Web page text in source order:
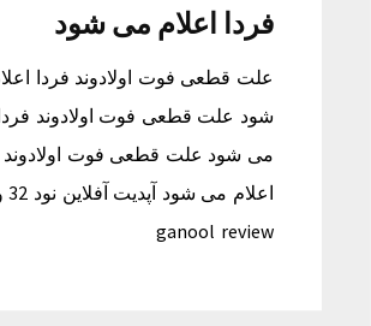
فردا اعلام می شود
علت قطعی فوت اولادوند فردا
شود علت قطعی فوت اولادوند
می شود علت قطعی فوت اولادوند
ganool review